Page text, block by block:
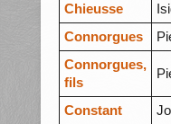
Chieusse
Connorgues
Connorgues,
fils
Constant